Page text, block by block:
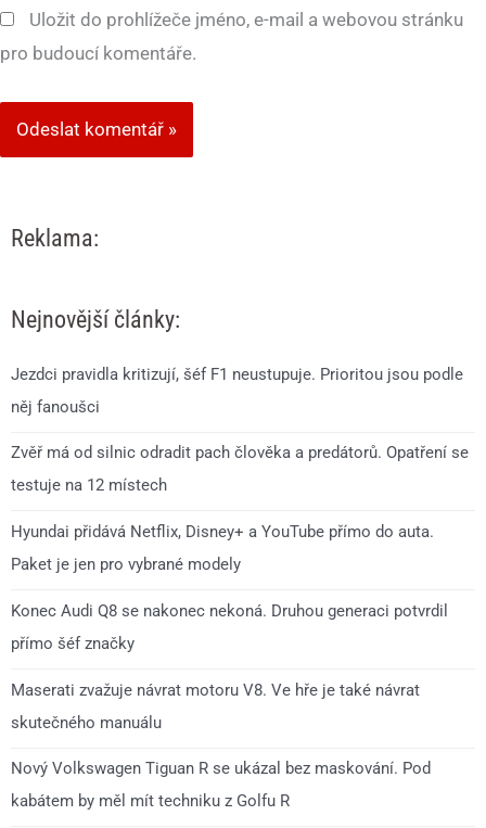
Uložit do prohlížeče jméno, e-mail a webovou stránku
pro budoucí komentáře.
Reklama:
Nejnovější články:
Jezdci pravidla kritizují, šéf F1 neustupuje. Prioritou jsou podle
něj fanoušci
Zvěř má od silnic odradit pach člověka a predátorů. Opatření se
testuje na 12 místech
Hyundai přidává Netflix, Disney+ a YouTube přímo do auta.
Paket je jen pro vybrané modely
Konec Audi Q8 se nakonec nekoná. Druhou generaci potvrdil
přímo šéf značky
Maserati zvažuje návrat motoru V8. Ve hře je také návrat
skutečného manuálu
Nový Volkswagen Tiguan R se ukázal bez maskování. Pod
kabátem by měl mít techniku z Golfu R